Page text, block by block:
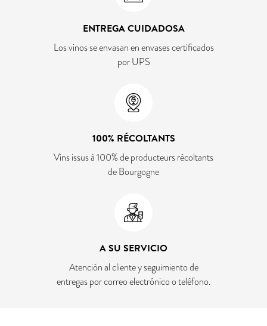
ENTREGA CUIDADOSA
Los vinos se envasan en envases certificados
por UPS
100% RÉCOLTANTS
Vins issus à 100% de producteurs récoltants
de Bourgogne
A SU SERVICIO
Atención al cliente y seguimiento de
entregas por correo electrónico o teléfono.